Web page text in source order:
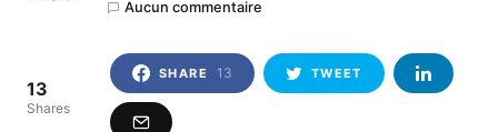
Aucun commentaire
13
Shares
SHARE 13 TWEET